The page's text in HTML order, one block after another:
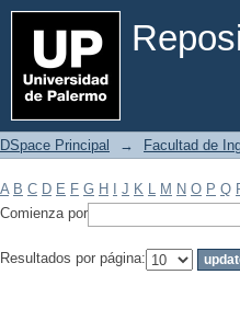
Filtrar por: Materia
DSpace Principal → Facultad de
A B C D E F G H J K L M N O P Q
Comienza por
Resultados por página: